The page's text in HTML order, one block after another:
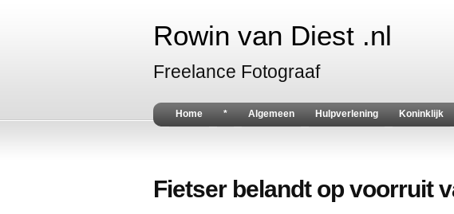
Rowin van Diest .nl
Freelance Fotograaf
Home * Algemeen Hulpverlening Koninklijk
Fietser belandt op voorruit